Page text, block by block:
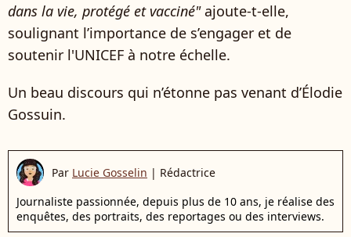
dans la vie, protégé et vacciné"ajoute-t-elle,
soulignant l’importance de s’engager et de
soutenir l'UNICEF à notre échelle.
Un beau discours qui n’étonne pas venant d’Élodie
Gossuin.
Par Lucie Gosselin | Rédactrice
Journaliste passionnée, depuis plus de 10 ans, je réalise des
enquêtes, des portraits, des reportages ou des interviews.